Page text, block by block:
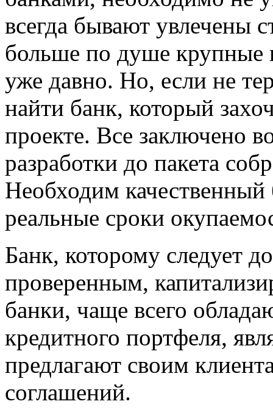
всегда бывают увлечены
больше по душе крупные
уже давно. Но, если не
найти банк, который
проекте. Все заключено
разработки до пакета
Необходим
реальные сроки
Банк, которому следует
проверенным,
банки, чаще всего
кредитного портфеля,
предлагают своим
соглашений.